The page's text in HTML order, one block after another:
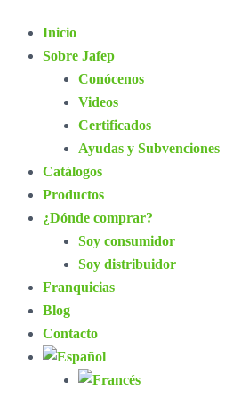
Inicio
Sobre Jafep
Conócenos
Videos
Certificados
Ayudas y Subvenciones
Catálogos
Productos
¿Dónde comprar?
Soy consumidor
Soy distribuidor
Franquicias
Blog
Contacto